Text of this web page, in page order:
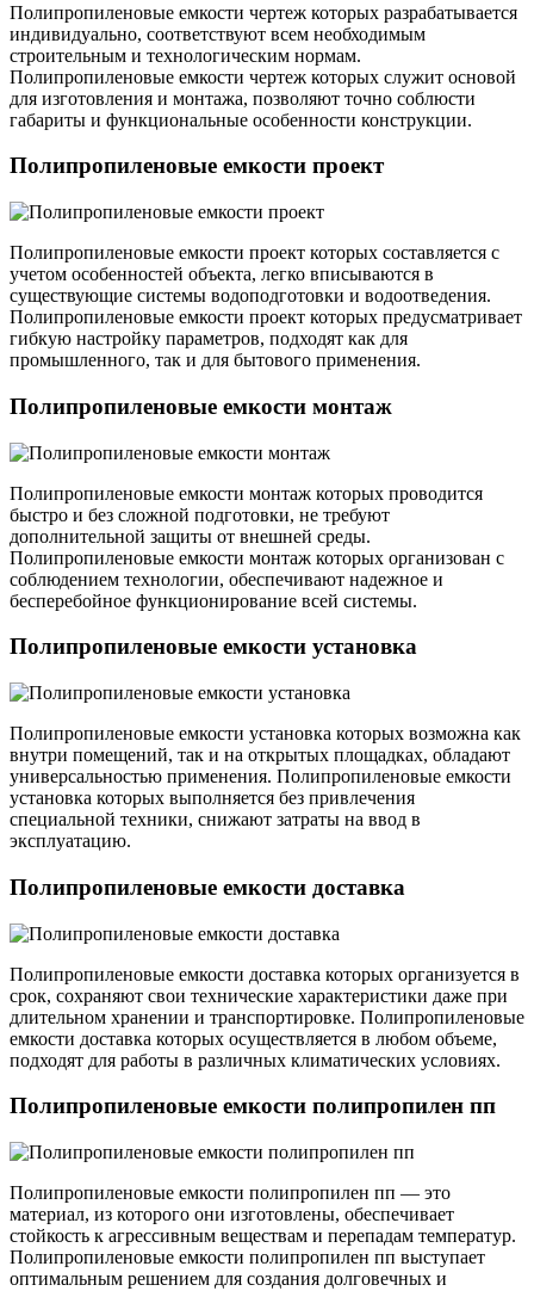
Полипропиленовые емкости чертеж которых разрабатывается
индивидуально, соответствуют всем необходимым
строительным и технологическим нормам.
Полипропиленовые емкости чертеж которых служит основой
для изготовления и монтажа, позволяют точно соблюсти
габариты и функциональные особенности конструкции.
Полипропиленовые емкости проект
Полипропиленовые емкости проект которых составляется с
учетом особенностей объекта, легко вписываются в
существующие системы водоподготовки и водоотведения.
Полипропиленовые емкости проект которых предусматривает
гибкую настройку параметров, подходят как для
промышленного, так и для бытового применения.
Полипропиленовые емкости монтаж
Полипропиленовые емкости монтаж которых проводится
быстро и без сложной подготовки, не требуют
дополнительной защиты от внешней среды.
Полипропиленовые емкости монтаж которых организован с
соблюдением технологии, обеспечивают надежное и
бесперебойное функционирование всей системы.
Полипропиленовые емкости установка
Полипропиленовые емкости установка которых возможна как
внутри помещений, так и на открытых площадках, обладают
универсальностью применения. Полипропиленовые емкости
установка которых выполняется без привлечения
специальной техники, снижают затраты на ввод в
эксплуатацию.
Полипропиленовые емкости доставка
Полипропиленовые емкости доставка которых организуется в
срок, сохраняют свои технические характеристики даже при
длительном хранении и транспортировке. Полипропиленовые
емкости доставка которых осуществляется в любом объеме,
подходят для работы в различных климатических условиях.
Полипропиленовые емкости полипропилен пп
Полипропиленовые емкости полипропилен пп — это
материал, из которого они изготовлены, обеспечивает
стойкость к агрессивным веществам и перепадам температур.
Полипропиленовые емкости полипропилен пп выступает
оптимальным решением для создания долговечных и